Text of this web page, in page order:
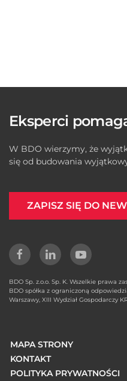
Eksperci
W BDO wierzymy, że
się od budowania
ZAPISZ SIĘ DO
BDO Sp. z.o.o. Sp. K. Wszelkie prawa
BDO spółka z ograniczoną
Warszawy, XIII Wydział Gospodarczy
MAPA STRONY
KONTAKT
POLITYKA PRYWATNOŚCI